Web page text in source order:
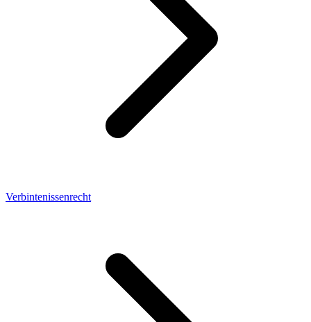
Verbintenissenrecht